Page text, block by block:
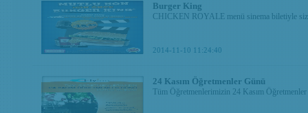
Burger King
CHICKEN ROYALE menü sinema biletiyle
2014-11-10 11:24:40
24 Kasım Öğretmenler Günü
Tüm Öğretmenlerimizin 24 Kasım